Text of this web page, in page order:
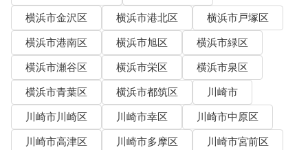
横浜市金沢区
横浜市港北区
横浜市戸塚区
横浜市港南区
横浜市旭区
横浜市緑区
横浜市瀬谷区
横浜市栄区
横浜市泉区
横浜市青葉区
横浜市都筑区
川崎市
川崎市川崎区
川崎市幸区
川崎市中原区
川崎市高津区
川崎市多摩区
川崎市宮前区